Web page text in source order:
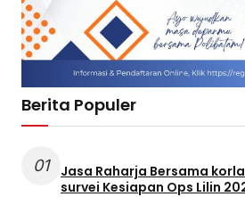
Berita Populer
01
Jasa Raharja Bersama
survei Kesiapan Ops Lilin